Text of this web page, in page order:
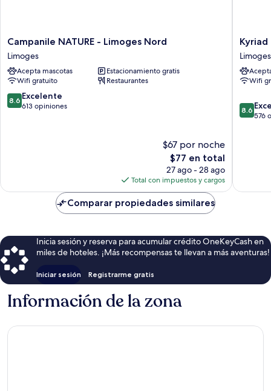
Campanile
NATURE
-
Limoges
Nord
Limoges
Campanile NATURE - Limoges Nord
Limoges
Acepta mascotas
Estacionamiento gratis
Wifi gratuito
Restaurantes
8.6
de
8.6 Excelente
613 opiniones
$67 por noche
El
precio
actual
es
de
$77
$77 en total
27 ago - 28 ago
Total con impuestos y cargos
Kyriad
Direct
Limoges
Nord
Limoges
Limoges
Wifi
8.6
de
8.6
576
Comparar propiedades similares
Inicia sesión y reserva para acumular crédito OneKeyCash en
miles de hoteles. ¡Más recompensas te llevan a más aventuras!
Iniciar sesión Registrarme gratis
Información de la zona